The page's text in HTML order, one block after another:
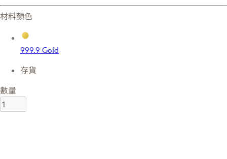
材料顏色
999.9 Gold
存貨
數量